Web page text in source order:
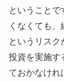
ということで
くなくても
というリスク
投資を実施す
ておかなけれ